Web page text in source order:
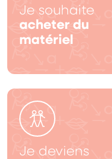
Je souhaite
acheter du
matériel
Je deviens